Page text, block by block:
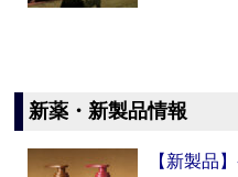
新薬・新製品情報
【新製品